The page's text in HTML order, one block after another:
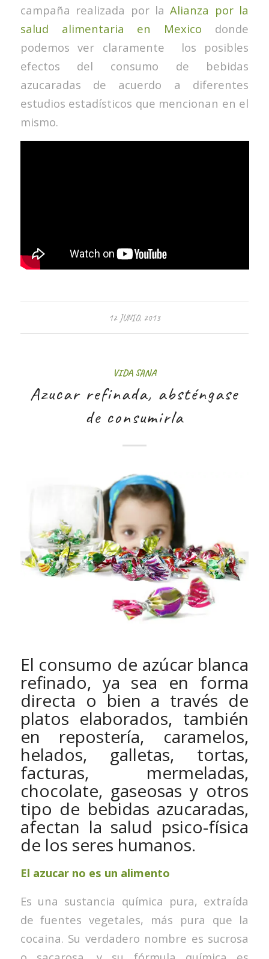
campaña realizada por laAlianza por la
salud alimentaria en Mexico donde
podemos ver claramente los posibles
efectos del consumo de bebidas
azucaradas de acuerdo a diferentes
estudios estadísticos que mencionan en el
mismo.
12 JUNIO, 2013
VIDA SANA
Azucar refinada, absténgase
de consumirla
El consumo de azúcar blanca
refinado, ya sea en forma
directa o bien a través de
platos elaborados, también
en repostería, caramelos,
helados, galletas, tortas,
facturas, mermeladas,
chocolate, gaseosas y otros
tipo de bebidas azucaradas,
afectan la salud psico-física
de los seres humanos.
El azucar no es un alimento
Es una sustancia química pura, extraída
de fuentes vegetales, más pura que la
cocaina. Su verdadero nombre es sucrosa